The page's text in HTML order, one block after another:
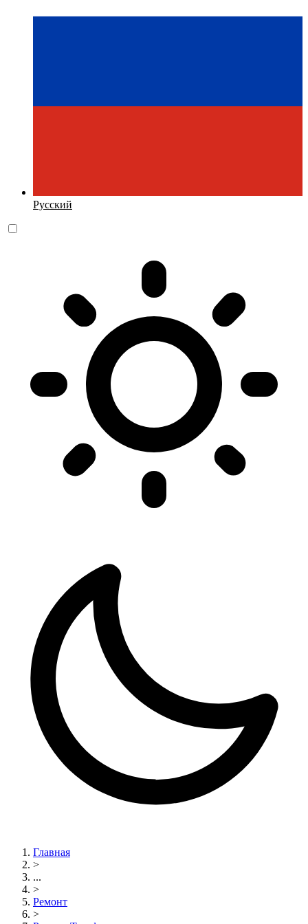
Русский
Главная
>
...
>
Ремонт
>